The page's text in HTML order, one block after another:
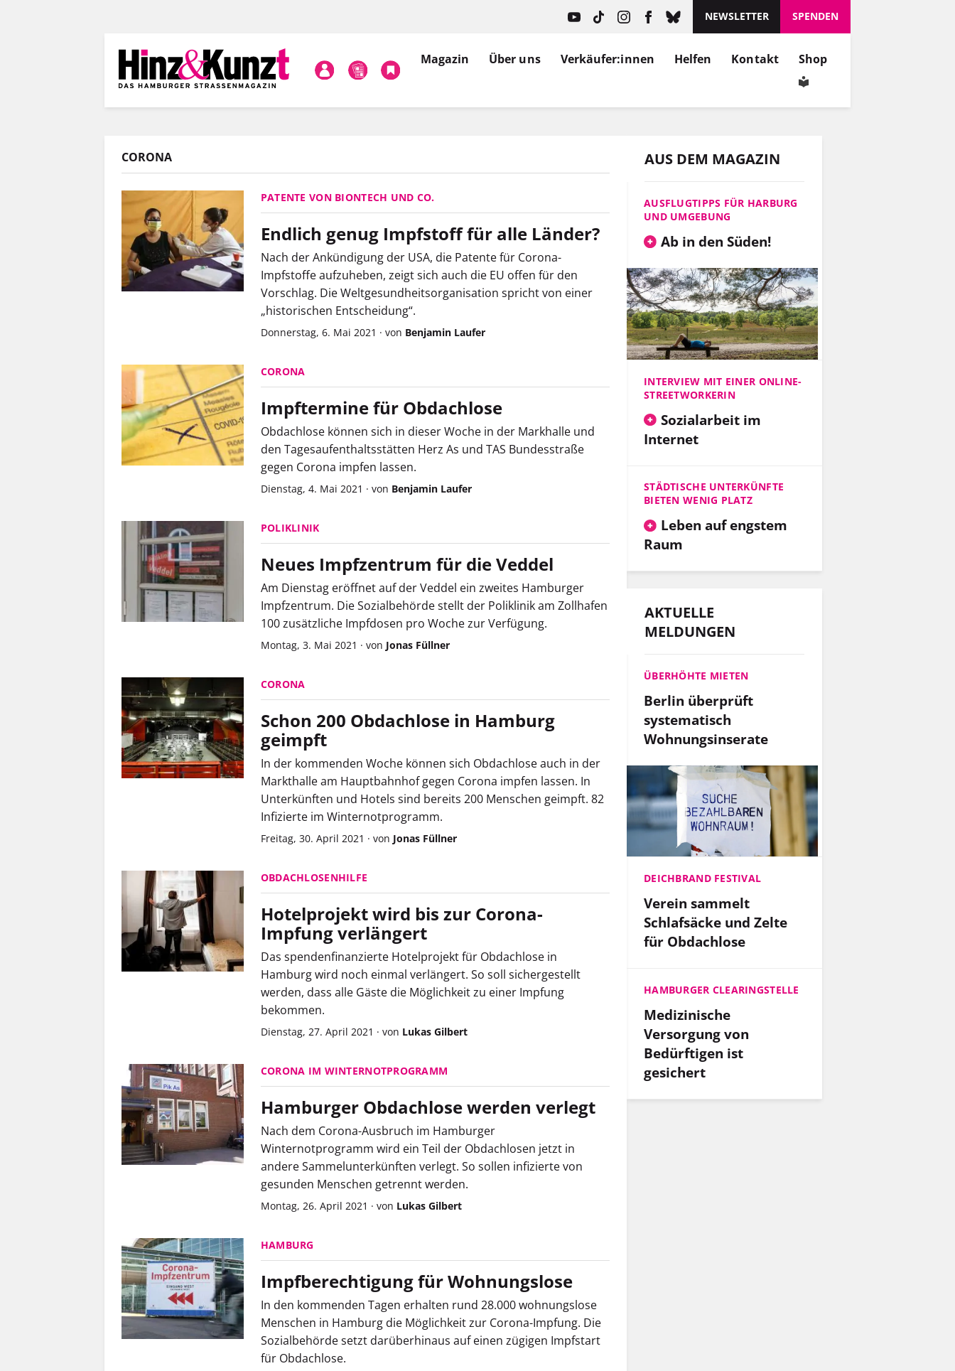
NEWSLETTER SPENDEN
Magazin Über uns Verkäufer:innen Helfen Kontakt Shop
CORONA
PATENTE VON BIONTECH UND CO.
Endlich genug Impfstoff für alle Länder?
Nach der Ankündigung der USA, die Patente für Corona-
Impfstoffe aufzuheben, zeigt sich auch die EU offen für den
Vorschlag. Die Weltgesundheitsorganisation spricht von einer
„historischen Entscheidung“.
Donnerstag, 6. Mai 2021 · von Benjamin Laufer
CORONA
Impftermine für Obdachlose
Obdachlose können sich in dieser Woche in der Markhalle und
den Tagesaufenthaltsstätten Herz As und TAS Bundesstraße
gegen Corona impfen lassen.
Dienstag, 4. Mai 2021 · von Benjamin Laufer
POLIKLINIK
Neues Impfzentrum für die Veddel
Am Dienstag eröffnet auf der Veddel ein zweites Hamburger
Impfzentrum. Die Sozialbehörde stellt der Poliklinik am Zollhafen
100 zusätzliche Impfdosen pro Woche zur Verfügung.
Montag, 3. Mai 2021 · von Jonas Füllner
CORONA
Schon 200 Obdachlose in Hamburg
geimpft
In der kommenden Woche können sich Obdachlose auch in der
Markthalle am Hauptbahnhof gegen Corona impfen lassen. In
Unterkünften und Hotels sind bereits 200 Menschen geimpft. 82
Infizierte im Winternotprogramm.
Freitag, 30. April 2021 · von Jonas Füllner
OBDACHLOSENHILFE
Hotelprojekt wird bis zur Corona-
Impfung verlängert
Das spendenfinanzierte Hotelprojekt für Obdachlose in
Hamburg wird noch einmal verlängert. So soll sichergestellt
werden, dass alle Gäste die Möglichkeit zu einer Impfung
bekommen.
Dienstag, 27. April 2021 · von Lukas Gilbert
CORONA IM WINTERNOTPROGRAMM
Hamburger Obdachlose werden verlegt
Nach dem Corona-Ausbruch im Hamburger
Winternotprogramm wird ein Teil der Obdachlosen jetzt in
andere Sammelunterkünften verlegt. So sollen infizierte von
gesunden Menschen getrennt werden.
Montag, 26. April 2021 · von Lukas Gilbert
HAMBURG
Impfberechtigung für Wohnungslose
In den kommenden Tagen erhalten rund 28.000 wohnungslose
Menschen in Hamburg die Möglichkeit zur Corona-Impfung. Die
Sozialbehörde setzt darüberhinaus auf einen zügigen Impfstart
für Obdachlose.
AUS DEM MAGAZIN
AUSFLUGTIPPS FÜR HARBURG
UND UMGEBUNG
Ab in den Süden!
INTERVIEW MIT EINER ONLINE-
STREETWORKERIN
Sozialarbeit im
Internet
STÄDTISCHE UNTERKÜNFTE
BIETEN WENIG PLATZ
Leben auf engstem
Raum
AKTUELLE
MELDUNGEN
ÜBERHÖHTE MIETEN
Berlin überprüft
systematisch
Wohnungsinserate
DEICHBRAND FESTIVAL
Verein sammelt
Schlafsäcke und Zelte
für Obdachlose
HAMBURGER CLEARINGSTELLE
Medizinische
Versorgung von
Bedürftigen ist
gesichert